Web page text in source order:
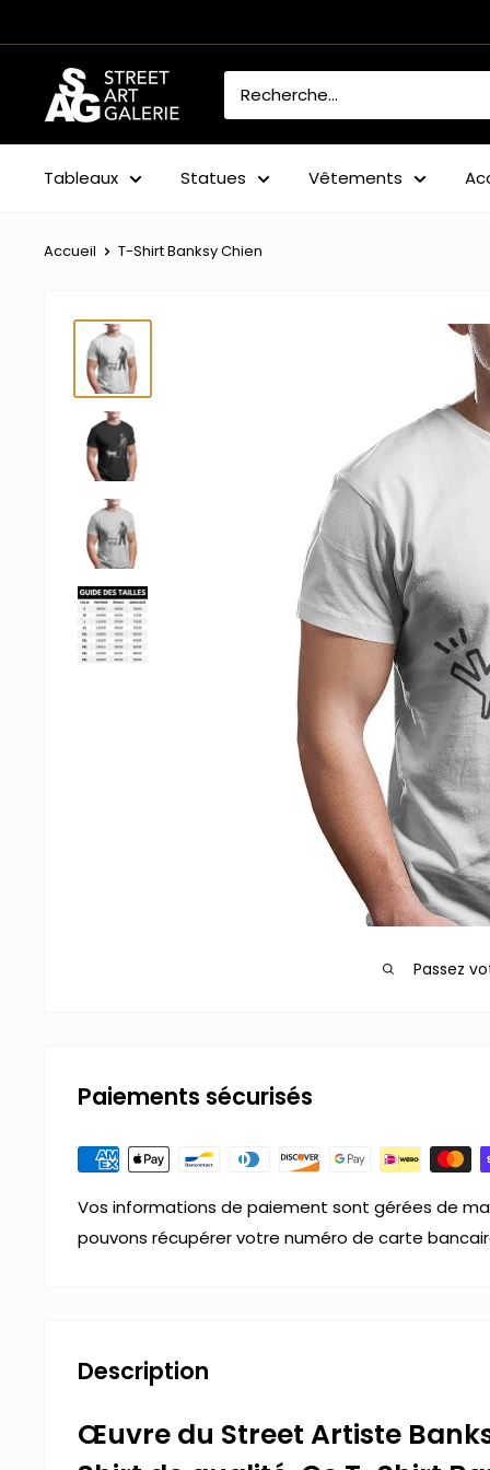
au
contenuStreet
Art
Galerie
Tableaux Statues Vêtements
Accueil T-Shirt Banksy Chien
Passez
Paiements sécurisés
Vos informations de paiement sont gérées de
pouvons récupérer votre numéro de carte
Description
Œuvre du Street Artiste